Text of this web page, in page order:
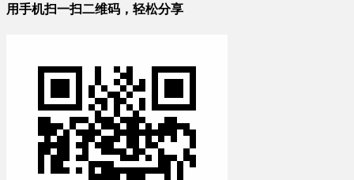
用手机扫一扫二维码，轻松分享